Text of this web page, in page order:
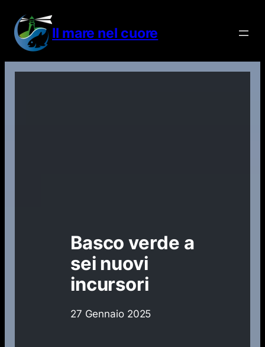
contenuto
Il mare nel cuore
Basco verde a
sei nuovi
incursori
27 Gennaio 2025